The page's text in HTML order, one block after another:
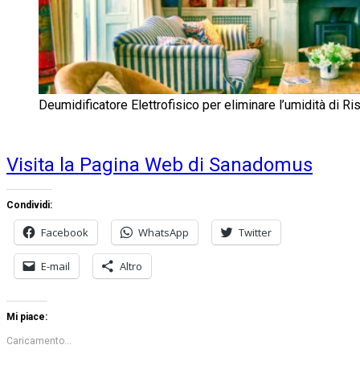
Deumidificatore Elettrofisico per eliminare l’umidità di
Visita la Pagina Web di Sanadomus
Condividi:
Facebook WhatsApp Twitter
E-mail Altro
Mi piace:
Caricamento...